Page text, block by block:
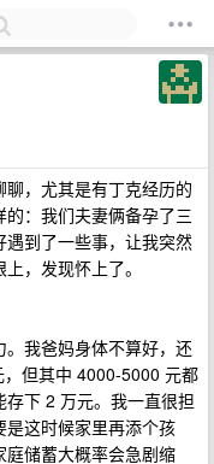
，尤其是有丁克经历的
：我们夫妻俩备孕了三
到了一些事，让我突然
，发现怀上了。
我爸妈身体不算好，还
但其中 4000-5000 元都
下 2 万元。我一直很担
这时候家里再添个孩
储蓄大概率会急剧缩